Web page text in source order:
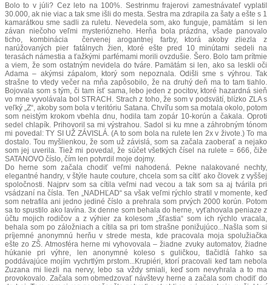
Bolo to v júli? Cez leto na 100%. Sestrinmu frajerovi zamestnávateľ vyplatil
30.000, ak nie viac a tak sme išli do mesta. Sestra ma zdrapila za šaty a ešte s 1
kamarátkou sme sadli za ruletu. Nevedela som, ako funguje, pamätám si len
závan niečoho veľmi mysteriózneho. Herňa bola prázdna, všade panovalo
ticho, kombinácia červenej arogantnej farby, ktorá akoby zliezla z
narúžovaných pier fatálnych žien, ktoré ešte pred 10 minútami sedeli na
terasách námestia a ťažkými parfémami morili ovzdušie. Šero. Bolo tam prítmie
a viem, že som ostatným nevidela do tváre. Pamätám si len, ako sa leskli oči
Adama – akýmsi zápalom, ktorý som nepoznala. Odišli sme s výhrou. Tak
strašne to vtedy večer na mňa zapôsobilo, že na druhý deň ma to tam tiahlo.
Bojovala som s tým, či tam ísť sama, lebo jeden z pocitov, ktoré hazardná sieň
vo mne vyvolávala bol STRACH. Strach z toho, že som v podsvätí, blízko ZLA s
veľký „Z“, akoby som bola v teritóriu Satana. Chvíľu som sa motala okolo, potom
som neistým krokom vbehla dnu, hodila tam zopár 10-korún a čakala. Oproti
sedel chlapík. Prihovoril sa mi výstrahou. Sadol si ku mne a záhrobným tónom
mi povedal: TY SI UŽ ZÁVISLÁ. (A to som bola na rulete len 2x v živote.) To ma
dostalo. Tou myšlienkou, že som už závislá, som sa začala zaoberať a nejako
som jej uverila. Tiež mi povedal, že súčet všetkých čísel na rulete = 666, čiže
SATANOVO číslo, čím len potvrdil moje dojmy.
Do herne som začala chodiť veľmi nahodená. Pekne nalakované nechty,
elegantné handry, v štýle haute couture, chcela som sa cítiť ako človek z vyššej
spoločnosti. Najprv som sa cítila veľmi nad vecou a tak som sa aj tvárila pri
vsádzaní na čísla. Ten „NADHĽAD“ sa však veľmi rýchlo stratil v momente, keď
som netrafila ani jedno jediné číslo a prehrala som prvých 2000 korún. Potom
sa to spustilo ako lavína. 3x denne som behala do herne, vyťahovala peniaze z
účtu mojich rodičov a z výhier za kolesom „šťastia“ som ich rýchlo vracala,
behala som po záložniach a cítila sa pri tom strašne ponižujúco...Našla som si
príjemné anonymnú herňu v strede mesta, kde pracovala moja spolužiačka
ešte zo ZŠ. Atmosféra herne mi vyhovovala – žiadne zvuky automatov, žiadne
húkanie pri výhre, len anonymné koleso s guličkou, tlačidlá ľahko sa
poddávajúce mojím vychrtlým prstom...Krupiéri, ktorí pracovali keď tam nebola
Zuzana mi liezli na nervy, lebo sa vždy smiali, keď som nevyhrala a to ma
provokovalo. Začala som obmedzovať návštevy herne a začala som chodiť do